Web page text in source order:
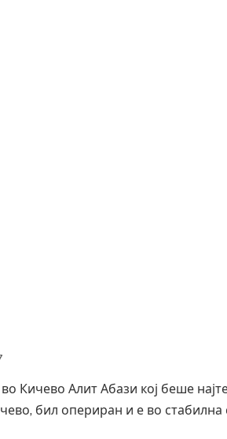
Кичево Алит Абази кој беше
бил опериран и е во стабилна